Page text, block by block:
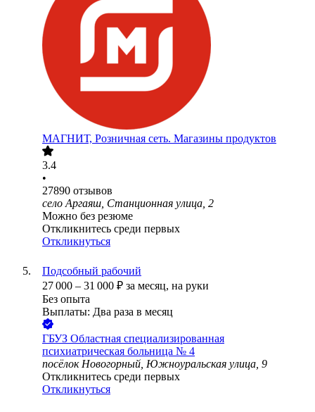
МАГНИТ, Розничная сеть. Магазины продуктов
3.4
•
27890 отзывов
село Аргаяш, Станционная улица, 2
Можно без резюме
Откликнитесь среди первых
Откликнуться
Подсобный рабочий
27 000 – 31 000 ₽ за месяц, на руки
Без опыта
Выплаты: Два раза в месяц
ГБУЗ Областная специализированная
психиатрическая больница № 4
посёлок Новогорный, Южноуральская улица, 9
Откликнитесь среди первых
Откликнуться